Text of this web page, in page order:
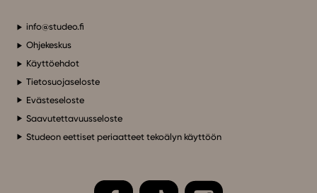
info@studeo.fi
Ohjekeskus
Käyttöehdot
Tietosuojaseloste
Evästeseloste
Saavutettavuusseloste
Studeon eettiset periaatteet tekoälyn käyttöön